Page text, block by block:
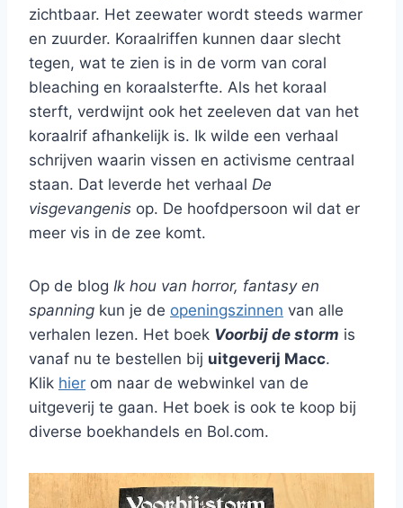
zichtbaar. Het zeewater wordt steeds warmer
en zuurder. Koraalriffen kunnen daar slecht
tegen, wat te zien is in de vorm van coral
bleaching en koraalsterfte. Als het koraal
sterft, verdwijnt ook het zeeleven dat van het
koraalrif afhankelijk is. Ik wilde een verhaal
schrijven waarin vissen en activisme centraal
staan. Dat leverde het verhaal De
visgevangenis op. De hoofdpersoon wil dat er
meer vis in de zee komt.
Op de blog Ik hou van horror, fantasy en
spanning kun je de openingszinnen van alle
verhalen lezen. Het boek Voorbij de storm is
vanaf nu te bestellen bij uitgeverij Macc.
Klik hier om naar de webwinkel van de
uitgeverij te gaan. Het boek is ook te koop bij
diverse boekhandels en Bol.com.